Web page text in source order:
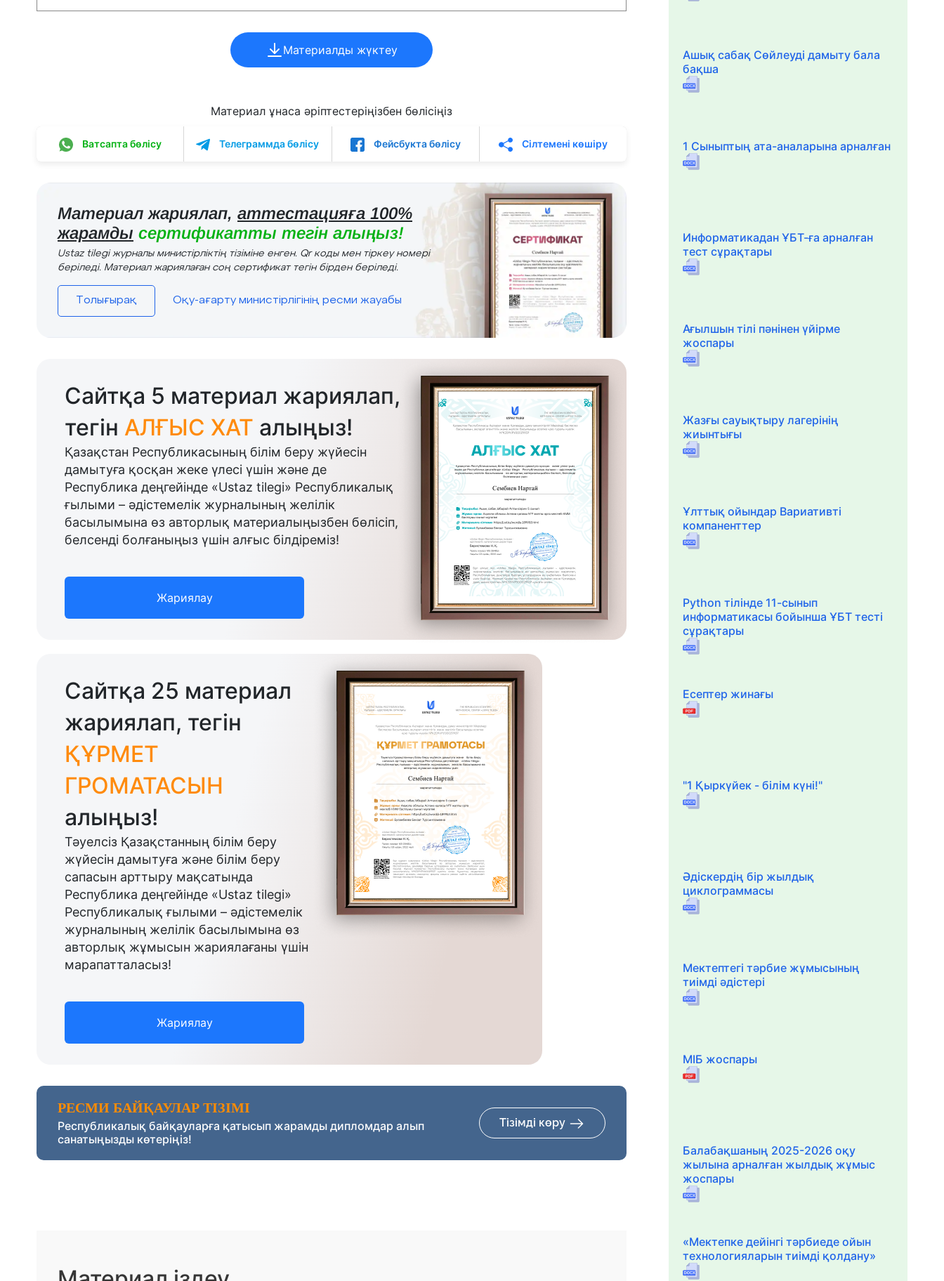
Материалды жүктеу
Материал ұнаса әріптестеріңізбен бөлісіңіз
Ватсапта бөлісу Телеграммда бөлісу Фейсбукта бөлісу Сілтемені көшіру
Материал жариялап, аттестацияға 100%
жарамды сертификатты тегін алыңыз!
Ustaz tilegi журналы министірліктің тізіміне енген. Qr коды мен тіркеу номері
беріледі. Материал жариялаған соң сертификат тегін бірден беріледі.
Толығырақ Оқу-ағарту министірлігінің ресми жауабы
Сайтқа 5 материал жариялап,
тегін АЛҒЫС ХАТ алыңыз!
Қазақстан Республикасының білім беру жүйесін
дамытуға қосқан жеке үлесі үшін және де
Республика деңгейінде «Ustaz tilegi» Республикалық
ғылыми – әдістемелік журналының желілік
басылымына өз авторлық материалыңызбен бөлісіп,
белсенді болғаныңыз үшін алғыс білдіреміз!
Жариялау
Сайтқа 25 материал
жариялап, тегін
ҚҰРМЕТ
ГРОМАТАСЫН
алыңыз!
Тәуелсіз Қазақстанның білім беру
жүйесін дамытуға және білім беру
сапасын арттыру мақсатында
Республика деңгейінде «Ustaz tilegi»
Республикалық ғылыми – әдістемелік
журналының желілік басылымына өз
авторлық жұмысын жариялағаны үшін
марапатталасыз!
Жариялау
РЕСМИ БАЙҚАУЛАР ТІЗІМІ
Республикалық байқауларға қатысып жарамды дипломдар алып
санатыңызды көтеріңіз!
Тізімді көру
Ашық сабақ Сөйлеуді дамыту бала
бақша
1 Сыныптың ата-аналарына арналған
Информатикадан ҰБТ-ға арналған
тест сұрақтары
Ағылшын тілі пәнінен үйірме
жоспары
Жазғы сауықтыру лагерінің
жиынтығы
Ұлттық ойындар Вариативті
компаненттер
Python тілінде 11-сынып
информатикасы бойынша ҰБТ тесті
сұрақтары
Есептер жинағы
"1 Қыркүйек - білім күні!"
Әдіскердің бір жылдық
циклограммасы
Мектептегі тәрбие жұмысының
тиімді әдістері
МІБ жоспары
Балабақшаның 2025-2026 оқу
жылына арналған жылдық жұмыс
жоспары
«Мектепке дейінгі тәрбиеде ойын
технологияларын тиімді қолдану»